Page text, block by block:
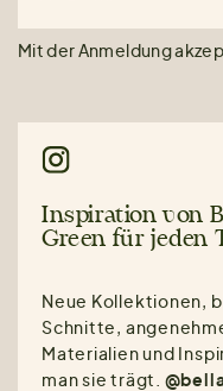
Mit der Anmeldung
Inspiration von
Green für jeden
Neue Kollektionen,
Schnitte,
Materialien und
man sie trägt.